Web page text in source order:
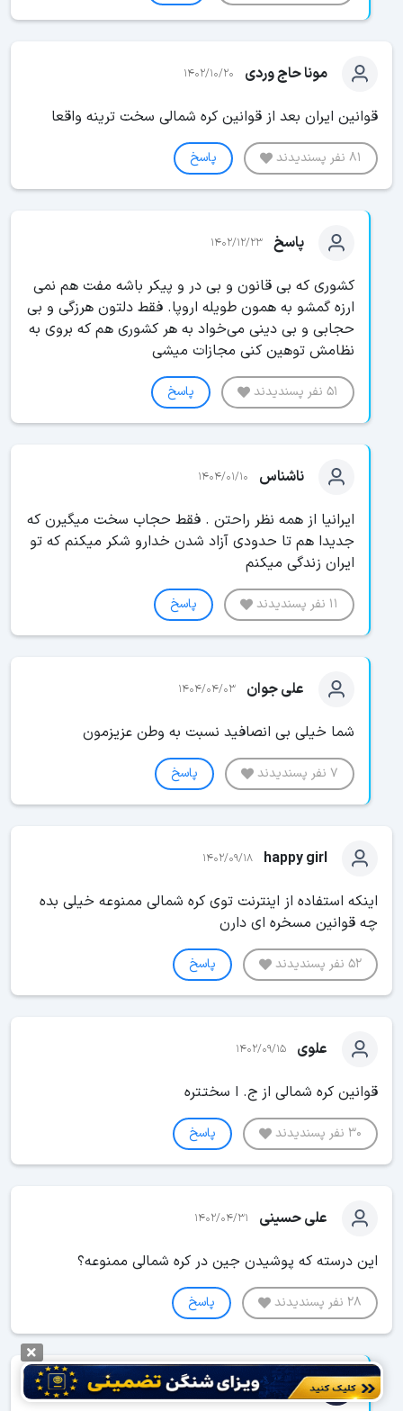
مونا حاج وردی 1402/10/20
قوانین ایران بعد از قوانین کره شمالی سخت ترینه واقعا
81 نفر پسندیدند پاسخ
پاسخ 1402/12/23
کشوری که بی قانون و بی در و پیکر باشه مفت هم نمی
ارزه گمشو به همون طویله اروپا. فقط دلتون هرزگی و بی
حجابی و بی دینی می‌خواد به هر کشوری هم که بروی به
نظامش توهین کنی مجازات میشی
51 نفر پسندیدند پاسخ
ناشناس 1404/01/10
ایرانیا از همه نظر راحتن . فقط حجاب سخت میگیرن که
جدیدا هم تا حدودی آزاد شدن خدارو شکر میکنم که تو
ایران زندگی میکنم
11 نفر پسندیدند پاسخ
علی جوان 1404/04/03
شما خیلی بی انصافید نسبت به وطن عزيزمون
7 نفر پسندیدند پاسخ
happy girl
1402/09/18
اینکه استفاده از اینترنت توی کره شمالی ممنوعه خیلی بده
چه قوانین مسخره ای دارن
52 نفر پسندیدند پاسخ
علوی 1402/09/15
قوانین کره شمالی از ج. ا سختتره
30 نفر پسندیدند پاسخ
علی حسینی 1402/04/31
این درسته که پوشیدن جین در کره شمالی ممنوعه؟
28 نفر پسندیدند پاسخ
لحظه آخر 1402/04/31